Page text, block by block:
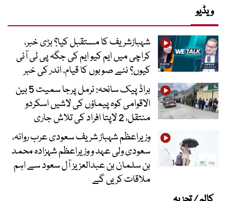
ویڈیو
شہبازشریف کا مستقبل کیا؟ بڑی خبر،
کراچی میں ایم کیو ایم کی جگہ پی ٹی آئی
کیوں؟ نئے صوبوں کا قیام، اندر کی خبر
براڈ پیک سانحہ: نرمل پرجا سمیت 5 بین
الاقوامی کوہ پیماؤں کی لاشیں اسکردو
منتقل، 2 لاپتا افراد کی تلاش جاری
وزیراعظم شہباز شریف سعودی عرب روانہ،
سعودی ولی عہد و وزیراعظم شہزادہ محمد
بن سلمان بن عبدالعزیز آل سعود سے اہم
ملاقات کریں گے